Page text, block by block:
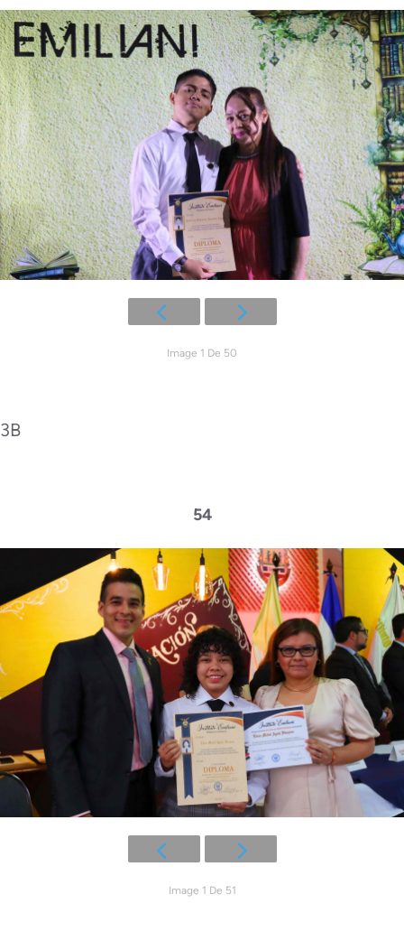
Image 1 De 50
3B
54
Image 1 De 51